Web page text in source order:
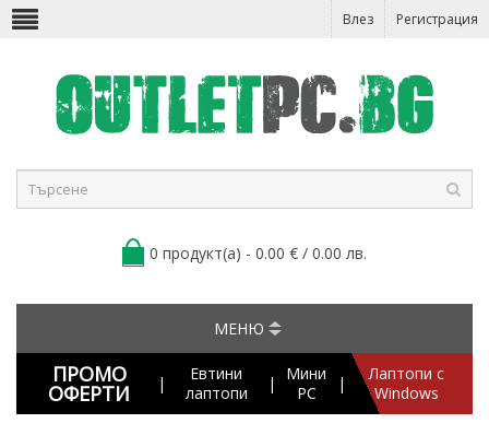
Влез Регистрация
0 продукт(а) - 0.00 € / 0.00 лв.
МЕНЮ
ПРОМО
ОФЕРТИ |
Евтини
лаптопи
|
Мини
PC
|
Лаптопи с
Windows